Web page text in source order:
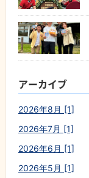
アーカイブ
2026年8月 [1]
2026年7月 [1]
2026年6月 [1]
2026年5月 [1]